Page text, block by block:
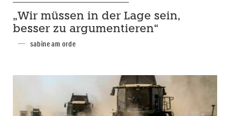
„Wir müssen in der Lage sein,
besser zu argumentieren“
sabine am orde